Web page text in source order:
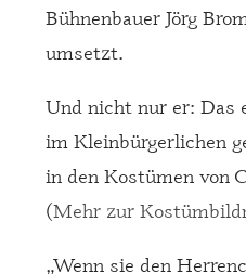
Bühnenbauer Jörg
umsetzt.
Und nicht nur er: Das
im Kleinbürgerlichen
in den Kostümen von
(Mehr zur
„Wenn sie den